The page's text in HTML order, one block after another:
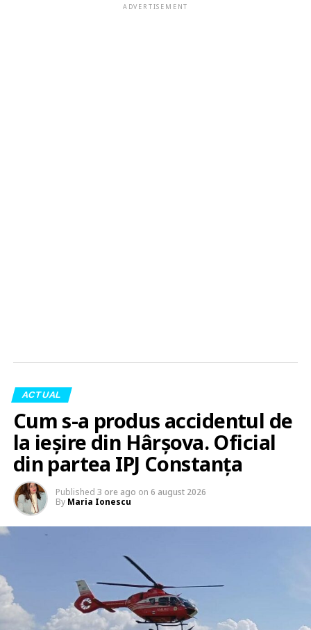
ADVERTISEMENT
ACTUAL
Cum s-a produs accidentul de
la ieșire din Hârșova. Oficial
din partea IPJ Constanța
Published 3 ore ago on 6 august 2026
By Maria Ionescu